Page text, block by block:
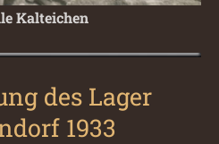
Kalteichen
des Lager
1933